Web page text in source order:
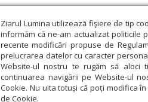
Ziarul Lumina utilizează fişiere de tip
informăm că ne-am actualizat politicile
recente modificări propuse de
prelucrarea datelor cu caracter
Website-ul nostru te rugăm să aloci
continuarea navigării pe Website-ul
Cookie. Nu uita totuși că poți modifica
de Cookie.